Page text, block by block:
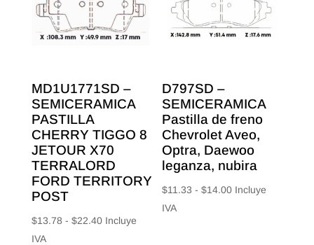
$28.00
MD1U1771SD –
SEMICERAMICA
PASTILLA
CHERRY TIGGO 8
JETOUR X70
TERRALORD
FORD TERRITORY
POST
$13.78 - $22.40Rango
Incluye
IVA
D797SD –
SEMICERAMICA
Pastilla de freno
Chevrolet Aveo,
Optra, Daewoo
leganza, nubira
$11.33 - $14.00Rango
Incluye
IVA